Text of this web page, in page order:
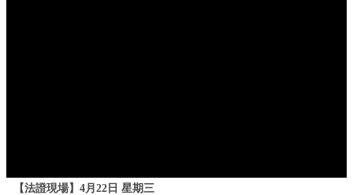
【法證現場】4月22日 星期三